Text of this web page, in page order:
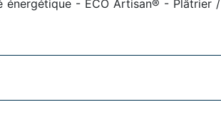
énergétique - ECO Artisan® - Plâtrier /